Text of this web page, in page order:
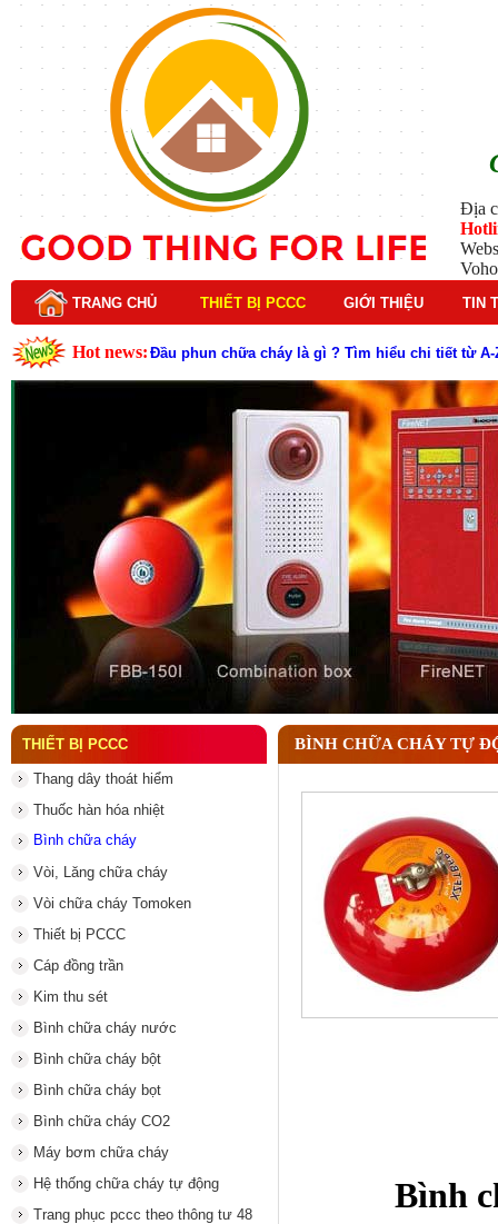
Địa
TRANG CHỦ THIẾT BỊ PCCC GIỚI THIỆU TIN
Hot news: Lý do nên chọn hệ thống báo cháy Hochiki cho
Cấu tạo và nguyên lý hoạt động của báo cháy
Tìm hiểu chi tiết về hệ thống báo cháy Horing
Các loại thang dây thoát hiểm phổ biến trên thị
Thang dây thoát hiểm có tác dụng gì trong tình
Cấu tạo đầu phun chữa cháy trong hệ thống
Kim thu sét là gì? Cấu tạo, nguyên lý hoạt động
Đầu phun chữa cháy là gì và nguyên lý hoạt động
Đầu phun chữa cháy là gì ? Tìm hiểu chi tiết từ A-
THIẾT BỊ PCCC
Thang dây thoát hiểm
Thuốc hàn hóa nhiệt
Bình chữa cháy
Vòi, Lăng chữa cháy
Vòi chữa cháy Tomoken
Thiết bị PCCC
Cáp đồng trần
Kim thu sét
Bình chữa cháy nước
Bình chữa cháy bột
Bình chữa cháy bọt
Bình chữa cháy CO2
Máy bơm chữa cháy
Hệ thống chữa cháy tự động
Trang phục pccc theo thông tư 48
BÌNH CHỮA CHÁY TỰ
Bình